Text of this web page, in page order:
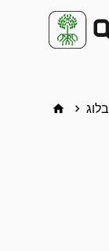
home keyboard_arrow_right בלוג